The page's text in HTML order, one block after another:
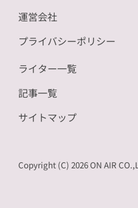
運営会社
プライバシーポリシー
ライター一覧
記事一覧
サイトマップ
Copyright (C) 2026 ON AIR